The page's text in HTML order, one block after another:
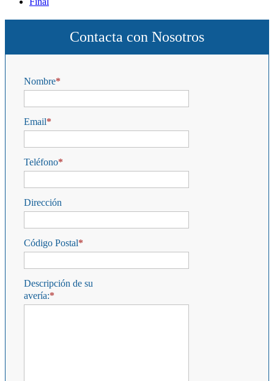
Contacta con Nosotros
Nombre
Email
Teléfono
Dirección
Código Postal
Descripción de su
avería: